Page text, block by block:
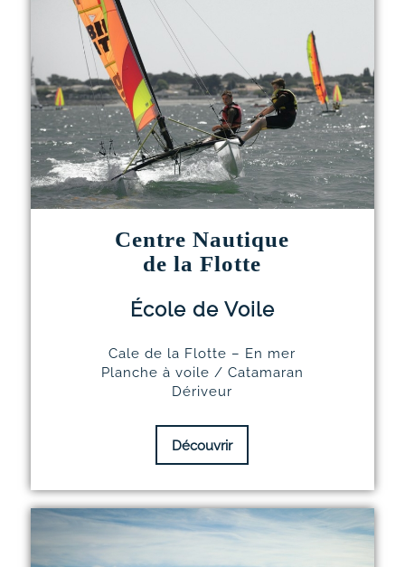
Centre Nautique
de la Flotte
École de Voile
Cale de la Flotte – En mer
Planche à voile / Catamaran
Dériveur
Découvrir